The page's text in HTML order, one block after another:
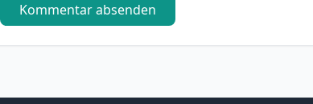
Kommentar absenden